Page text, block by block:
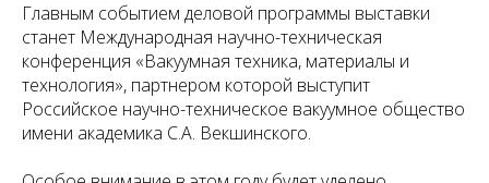
Главным событием деловой программы выставки
станет Международная научно-техническая
конференция «Вакуумная техника, материалы и
технология», партнером которой выступит
Российское научно-техническое вакуумное общество
имени академика С.А. Векшинского.